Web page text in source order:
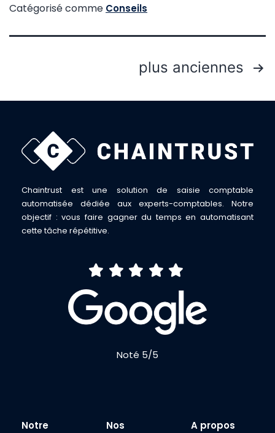
Catégorisé comme Conseils
plus anciennes
Chaintrust est une solution de saisie comptable
automatisée dédiée aux experts-comptables. Notre
objectif : vous faire gagner du temps en automatisant
cette tâche répétitive.
Noté 5/5
Notre Nos A propos